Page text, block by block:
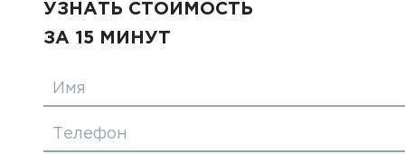
УЗНАТЬ СТОИМОСТЬ
ЗА 15 МИНУТ
Имя
Телефон